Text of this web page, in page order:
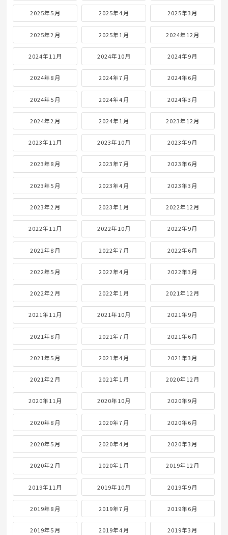
2025年5月 2025年4月 2025年3月
2025年2月 2025年1月 2024年12月
2024年11月 2024年10月 2024年9月
2024年8月 2024年7月 2024年6月
2024年5月 2024年4月 2024年3月
2024年2月 2024年1月 2023年12月
2023年11月 2023年10月 2023年9月
2023年8月 2023年7月 2023年6月
2023年5月 2023年4月 2023年3月
2023年2月 2023年1月 2022年12月
2022年11月 2022年10月 2022年9月
2022年8月 2022年7月 2022年6月
2022年5月 2022年4月 2022年3月
2022年2月 2022年1月 2021年12月
2021年11月 2021年10月 2021年9月
2021年8月 2021年7月 2021年6月
2021年5月 2021年4月 2021年3月
2021年2月 2021年1月 2020年12月
2020年11月 2020年10月 2020年9月
2020年8月 2020年7月 2020年6月
2020年5月 2020年4月 2020年3月
2020年2月 2020年1月 2019年12月
2019年11月 2019年10月 2019年9月
2019年8月 2019年7月 2019年6月
2019年5月 2019年4月 2019年3月